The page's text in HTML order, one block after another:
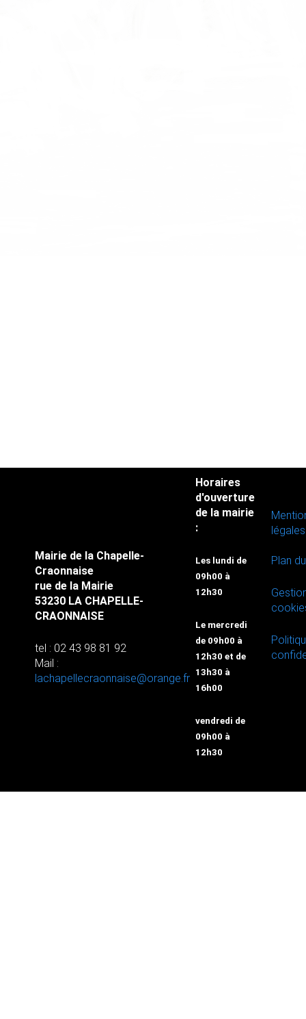
Mairie de la Chapelle-
Craonnaise
rue de la Mairie
53230 LA CHAPELLE-
CRAONNAISE
tel : 02 43 98 81 92
Mail :
lachapellecraonnaise@orange.fr
Horaires
d'ouverture
de la mairie
:
Les lundi de
09h00 à
12h30
Le mercredi
de 09h00 à
12h30 et de
13h30 à
16h00
vendredi de
09h00 à
12h30
légales
Plan